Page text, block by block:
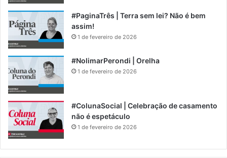
#PaginaTrês | Terra sem lei? Não é bem
assim!
1 de fevereiro de 2026
#NolimarPerondi | Orelha
1 de fevereiro de 2026
#ColunaSocial | Celebração de casamento
não é espetáculo
1 de fevereiro de 2026